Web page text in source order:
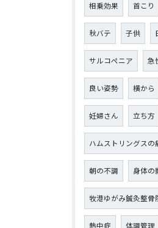
相乗効果 首こり
秋バテ 子供
サルコペニア 急
良い姿勢 横から
妊婦さん 立ち方
ハムストリングスの
朝の不調 身体の
牧港ゆがみ鍼灸整骨
熱中症 体調管理